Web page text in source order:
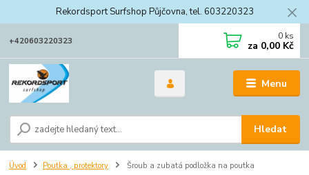
Rekordsport Surfshop Půjčovna, tel. 603220323
Menu
Hledat
+420603220323 0 ks
za 0,00 Kč
Úvod Poutka , protektory Šroub a zubatá podložka na poutka